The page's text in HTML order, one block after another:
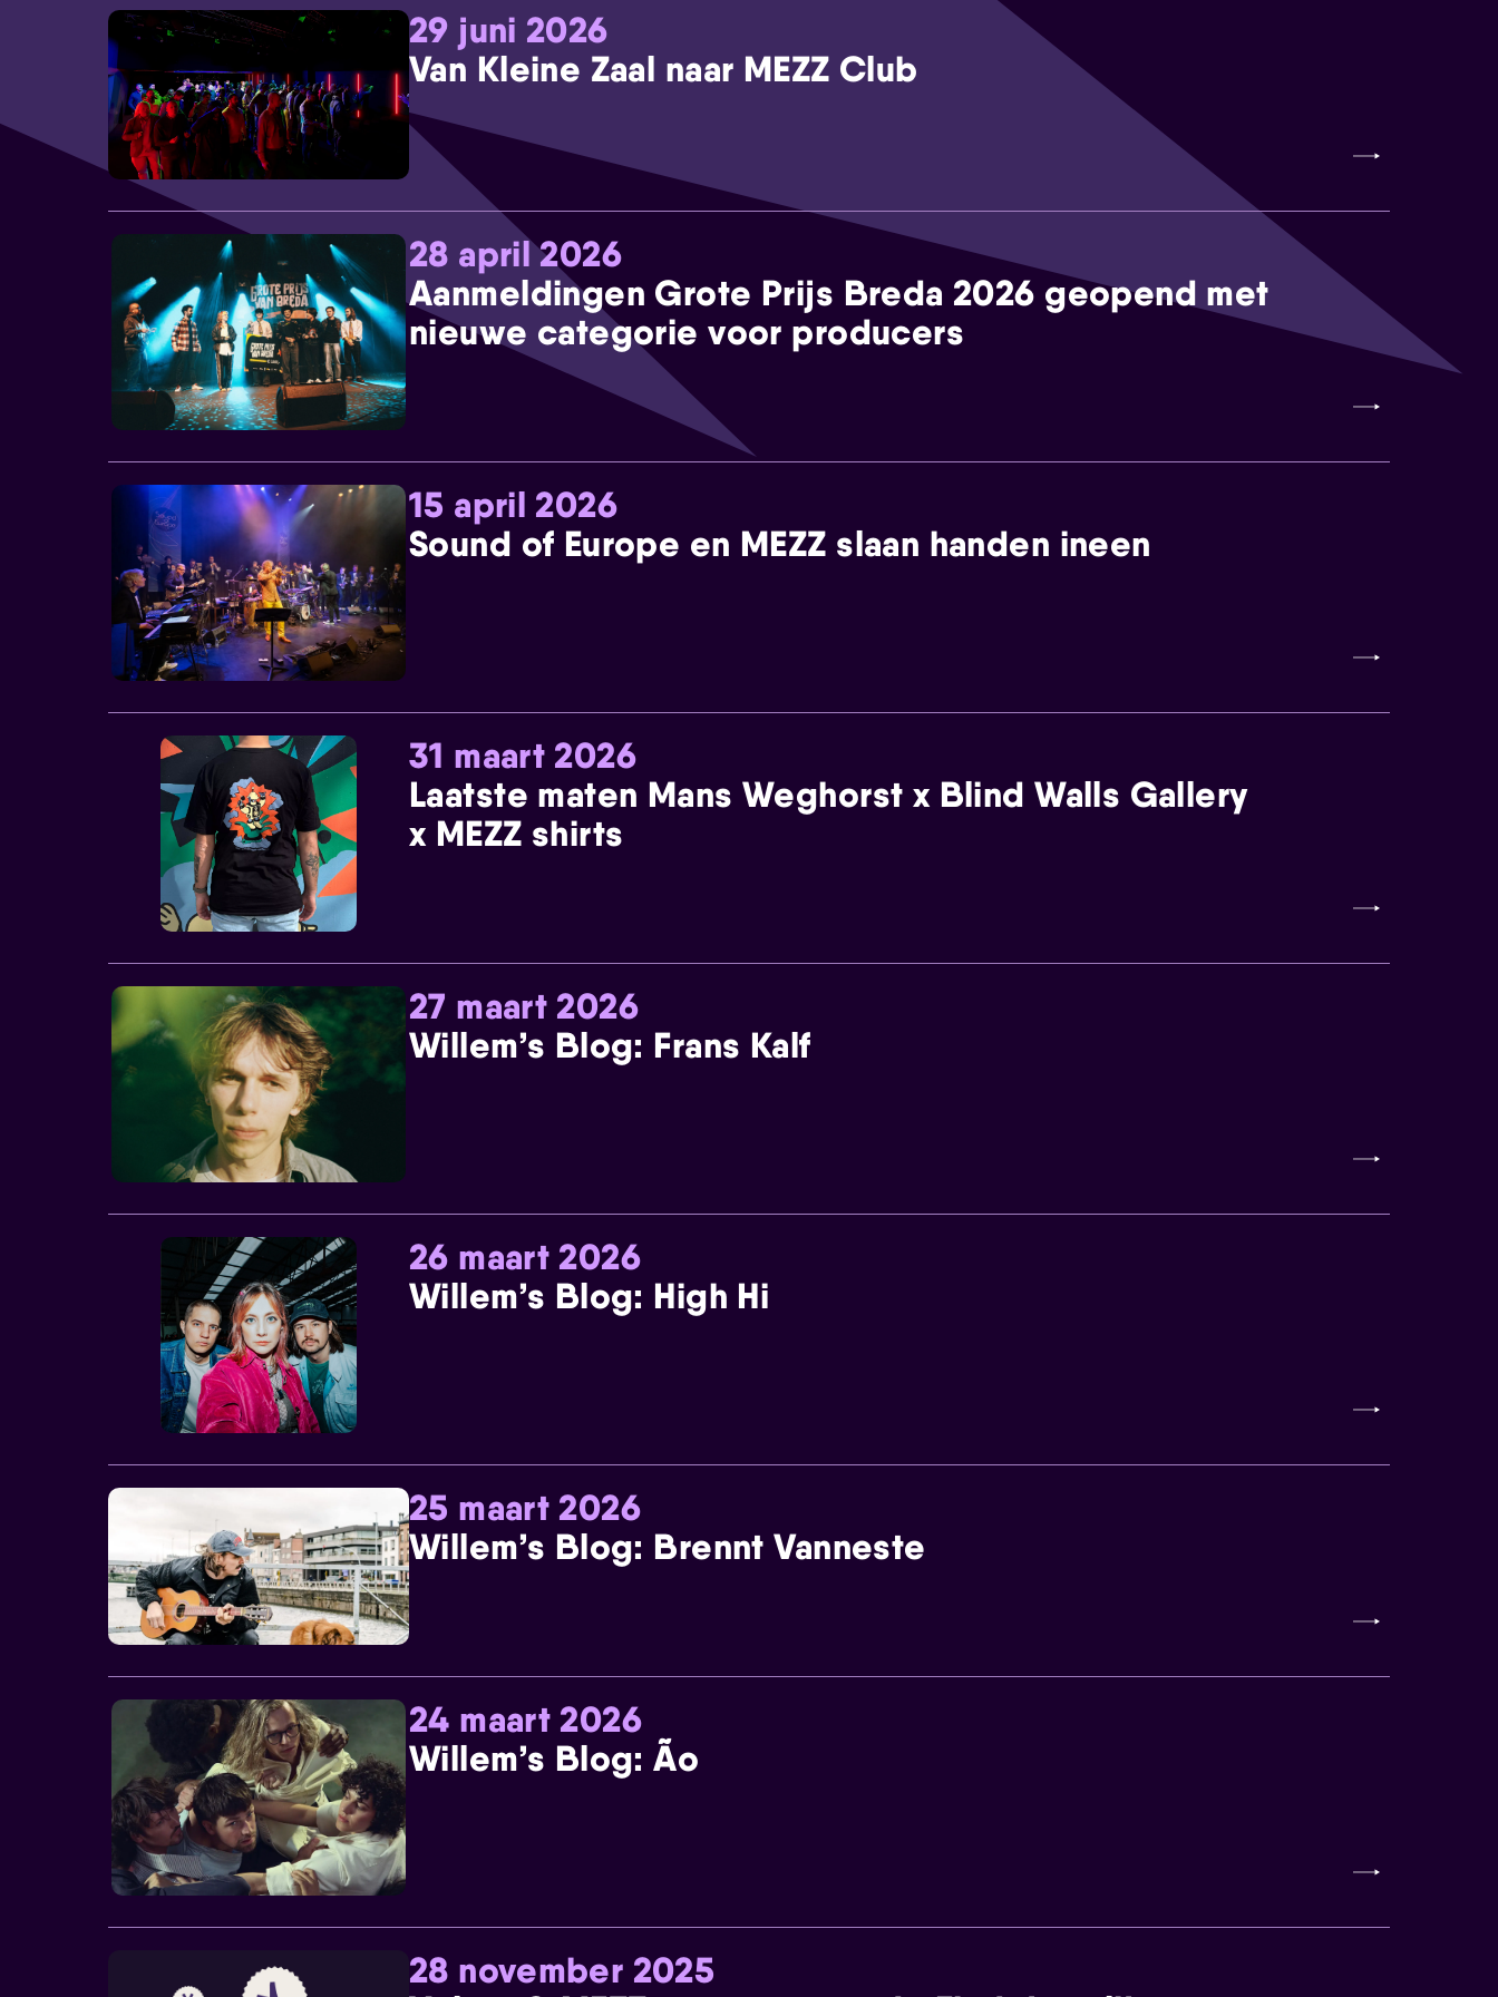
29 juni 2026
Van Kleine Zaal naar MEZZ Club
28 april 2026
Aanmeldingen Grote Prijs Breda 2026 geopend met
nieuwe categorie voor producers
15 april 2026
Sound of Europe en MEZZ slaan handen ineen
31 maart 2026
Laatste maten Mans Weghorst x Blind Walls Gallery
x MEZZ shirts
27 maart 2026
Willem’s Blog: Frans Kalf
26 maart 2026
Willem’s Blog: High Hi
25 maart 2026
Willem’s Blog: Brennt Vanneste
24 maart 2026
Willem’s Blog: Ão
28 november 2025